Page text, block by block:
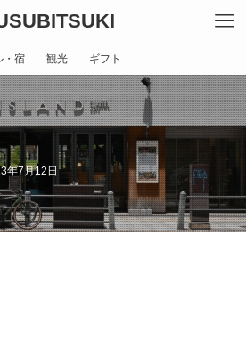
・宿 観光 ギフト
年7月12日